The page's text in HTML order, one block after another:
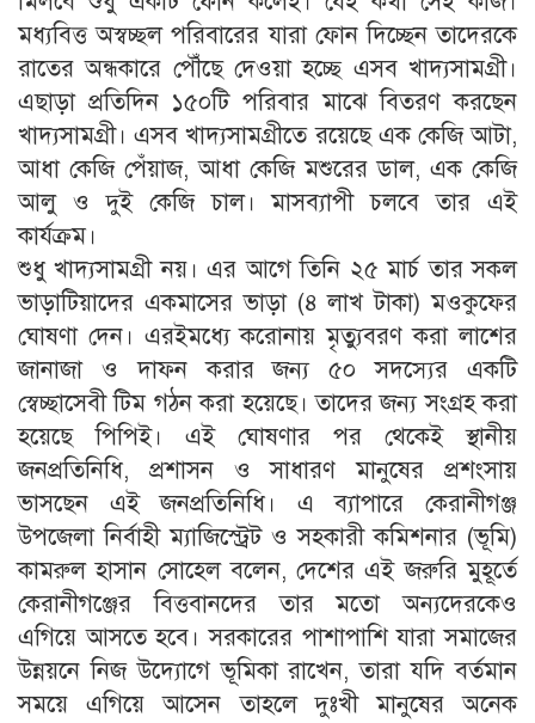
মধ্যবিত্ত অস্বচ্ছল পরিবারের যারা ফোন দিচ্ছেন তাদেরকে
রাতের অন্ধকারে পৌঁছে দেওয়া হচ্ছে এসব খাদ্যসামগ্রী।
এছাড়া প্রতিদিন ১৫০টি পরিবার মাঝে বিতরণ করছেন
খাদ্যসামগ্রী। এসব খাদ্যসামগ্রীতে রয়েছে এক কেজি আটা,
আধা কেজি পেঁয়াজ, আধা কেজি মশুরের ডাল, এক কেজি
আলু ও দুই কেজি চাল। মাসব্যাপী চলবে তার এই
কার্যক্রম।
শুধু খাদ্যসামগ্রী নয়। এর আগে তিনি ২৫ মার্চ তার সকল
ভাড়াটিয়াদের একমাসের ভাড়া (৪ লাখ টাকা) মওকুফের
ঘোষণা দেন। এরইমধ্যে করোনায় মৃত্যুবরণ করা লাশের
জানাজা ও দাফন করার জন্য ৫০ সদস্যের একটি
স্বেচ্ছাসেবী টিম গঠন করা হয়েছে। তাদের জন্য সংগ্রহ করা
হয়েছে পিপিই। এই ঘোষণার পর থেকেই স্থানীয়
জনপ্রতিনিধি, প্রশাসন ও সাধারণ মানুষের প্রশংসায়
ভাসছেন এই জনপ্রতিনিধি। এ ব্যাপারে কেরানীগঞ্জ
উপজেলা নির্বাহী ম্যাজিস্ট্রেট ও সহকারী কমিশনার (ভূমি)
কামরুল হাসান সোহেল বলেন, দেশের এই জরুরি মুহূর্তে
কেরানীগঞ্জের বিত্তবানদের তার মতো অন্যদেরকেও
এগিয়ে আসতে হবে। সরকারের পাশাপাশি যারা সমাজের
উন্নয়নে নিজ উদ্যোগে ভূমিকা রাখেন, তারা যদি বর্তমান
সময়ে এগিয়ে আসেন তাহলে দুঃখী মানুষের অনেক